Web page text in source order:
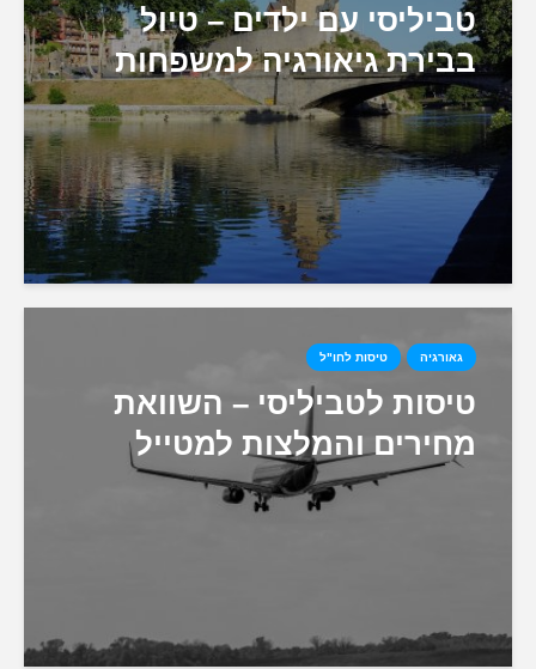
טביליסי עם ילדים – טיול
בבירת גיאורגיה למשפחות
גאורגיה טיסות לחו"ל
טיסות לטביליסי – השוואת
מחירים והמלצות למטייל